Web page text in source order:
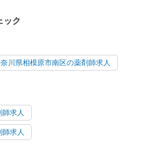
ック
川県相模原市南区の薬剤師求人
求人
求人